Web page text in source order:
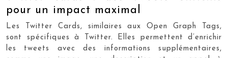
pour un impact maximal
Les Twitter Cards, similaires aux Open Graph Tags,
sont spécifiques à Twitter. Elles permettent d’enrichir
les tweets avec des informations supplémentaires,